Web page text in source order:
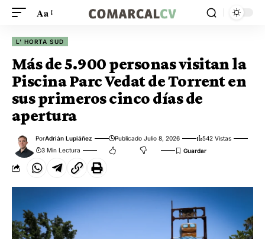
Aa
L' HORTA SUD
Más de 5.900 personas visitan la
Piscina Parc Vedat de Torrent en
sus primeros cinco días de
apertura
PorAdrián Lupiáñez Publicado Julio 8, 2026
542 Vistas
3 Min Lectura